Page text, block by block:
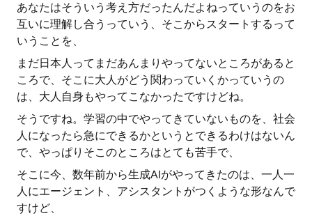
あなたはそういう考え方だったんだよねっていうのをお
互いに理解し合うっていう、そこからスタートするって
いうことを、
まだ日本人ってまだあんまりやってないところがあると
ころで、そこに大人がどう関わっていくかっていうの
は、大人自身もやってこなかったですけどね。
そうですね。学習の中でやってきていないものを、社会
人になったら急にできるかというとできるわけはないん
で、やっぱりそこのところはとても苦手で、
そこに今、数年前から生成AIがやってきたのは、一人一
人にエージェント、アシスタントがつくような形なんで
すけど、